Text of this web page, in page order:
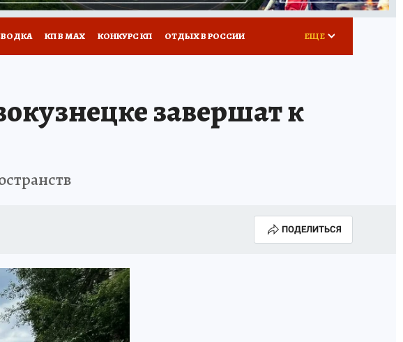
КП В МАХ КОНКУРС КП ОТДЫХ В РОССИИ ЕЩЕ
завершат к
ПОДЕЛИТЬСЯ